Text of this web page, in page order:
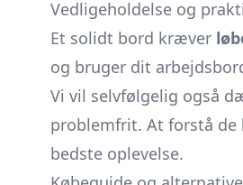
Vedligeholdelse og
Et solidt bord kræver
og bruger dit
Vi vil selvfølgelig også
problemfrit. At forstå de
bedste oplevelse.